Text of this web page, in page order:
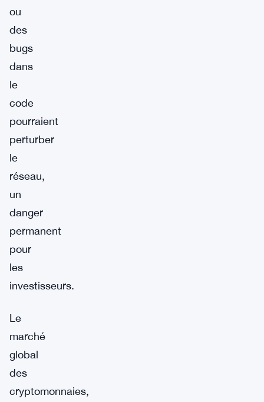
ou
des
bugs
dans
le
code
pourraient
perturber
le
réseau,
un
danger
permanent
pour
les
investisseurs.
Le
marché
global
des
cryptomonnaies,